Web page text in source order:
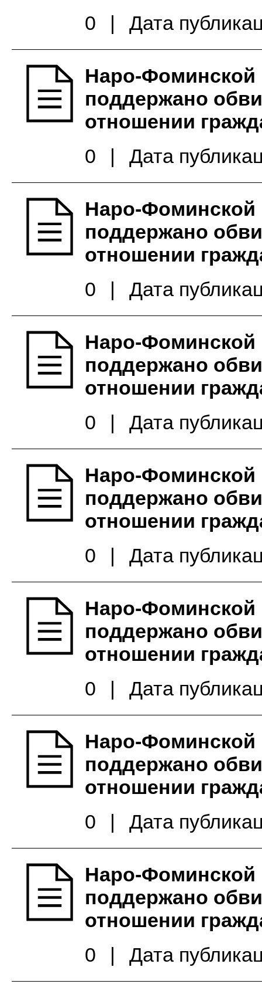
0
| Дата
Наро-Фоминской
поддержано
отношении
0
| Дата
Наро-Фоминской
поддержано
отношении
0
| Дата
Наро-Фоминской
поддержано
отношении
0
| Дата
Наро-Фоминской
поддержано
отношении
0
| Дата
Наро-Фоминской
поддержано
отношении
0
| Дата
Наро-Фоминской
поддержано
отношении
0
| Дата
Наро-Фоминской
поддержано
отношении
0
| Дата